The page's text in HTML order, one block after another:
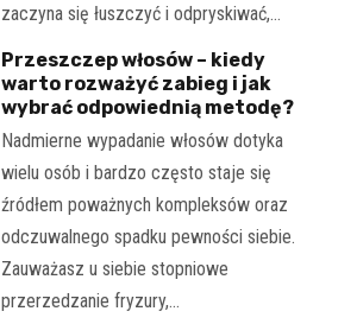
zaczyna się łuszczyć i odpryskiwać,…
Przeszczep włosów – kiedy
warto rozważyć zabieg i jak
wybrać odpowiednią metodę?
Nadmierne wypadanie włosów dotyka
wielu osób i bardzo często staje się
źródłem poważnych kompleksów oraz
odczuwalnego spadku pewności siebie.
Zauważasz u siebie stopniowe
przerzedzanie fryzury,…